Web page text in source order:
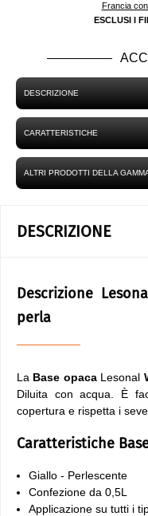
Francia
ESCLUSI I
DESCRIZIONE
CARATTERISTICHE
ALTRI PRODOTTI DELLA
DESCRIZIONE
Descrizione
perla
La Base opacaLesonal
Diluita con acqua. È
copertura e rispetta i
Caratteristiche
Giallo - Perlescente
Confezione da 0,5L
Applicazione su tutti i